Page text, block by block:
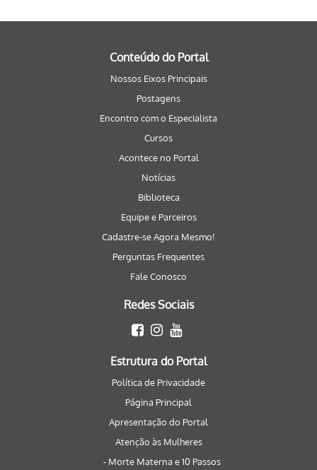
Conteúdo do Portal
Nossos Eixos Principais
Postagens
Encontro com o Especialista
Cursos
Acontece no Portal
Notícias
Biblioteca
Equipe e Parceiros
Cadastre-se Agora Mesmo!
Perguntas Frequentes
Fale Conosco
Redes Sociais
Estrutura do Portal
Política de Privacidade
Página Principal
Apresentação do Portal
Atenção às Mulheres
- Morte Materna e 10 Passos